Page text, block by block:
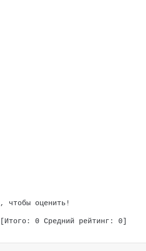
чтобы оценить!
[Итого: 0 Средний рейтинг: 0